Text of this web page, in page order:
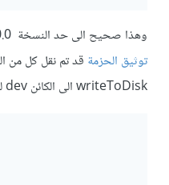
وهذا صحيح الى حد النسخة 4.0.0 - beta.0 من webpack dev-server ففي هاته النسخة وفق ما هو موضح في
توثيق الحزمة
writeToDisk الى الكائن dev لتعرف وفق التالي: